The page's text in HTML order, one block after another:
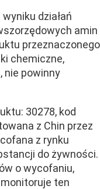
działań
amin
przeznaczonego
chemiczne,
nie powinny
30278, kod
z Chin przez
z rynku
do żywności.
o wycofaniu,
ten